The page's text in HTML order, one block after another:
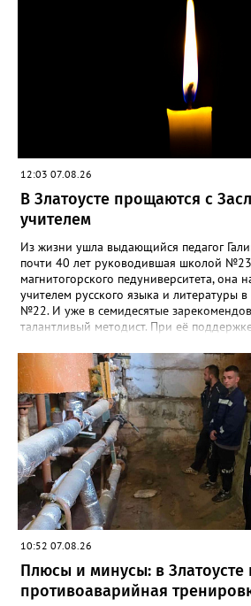
12:03 07.08.26
В Златоусте прощаются с
учителем
Из жизни ушла выдающийся педагог
почти 40 лет руководившая школой
магнитогорского педуниверситета, она
учителем русского языка и литературы
№22. И уже в семидесятые
талантливый методист. При её
«Благодаря её мудрому руководству в
сильный педагогический коллектив,
ценностями и любовью к своему делу.
Ивановна навсегда останется не только
руководителем, но и настоящим
говорится в сообществе школы №23 во
соболезнования семье Галины Ивановны
Златоуста Олег Решетников. «Её вклад
важнейших документах школы, но
людях: в тех учителях, которых она
учениках, которых она вдохновила.
«Отличник народного просвещения»,
доблестный труд», Галина Ивановна
награды и документы, но и работающий,
школы, который продолжает жить её
в некрологе.
10:52 07.08.26
Плюсы и минусы: в
противоаварийная